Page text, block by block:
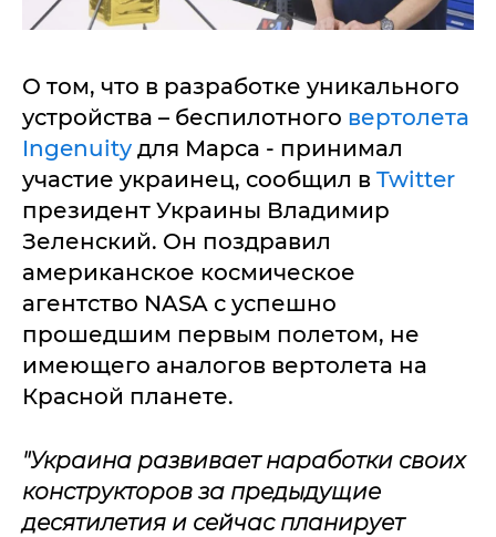
О том, что в разработке уникального
устройства – беспилотного вертолета
Ingenuity для Марса - принимал
участие украинец, сообщил в Twitter
президент Украины Владимир
Зеленский. Он поздравил
американское космическое
агентство NASA с успешно
прошедшим первым полетом, не
имеющего аналогов вертолета на
Красной планете.
"Украина развивает наработки своих
конструкторов за предыдущие
десятилетия и сейчас планирует